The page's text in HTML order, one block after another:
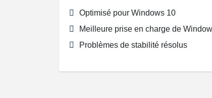
Optimisé pour Windows 10
Meilleure prise en charge de
Problèmes de stabilité résolus